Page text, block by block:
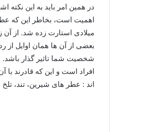
در همین امر باید به این نکته
میلادی استارت زده شد. از آن
بعضی از آن ها همان اوایل از
شخصیت شما تاثیر گذار باشد.
افراد است و این که قادرند
اند : عطر های شیرین، تند،